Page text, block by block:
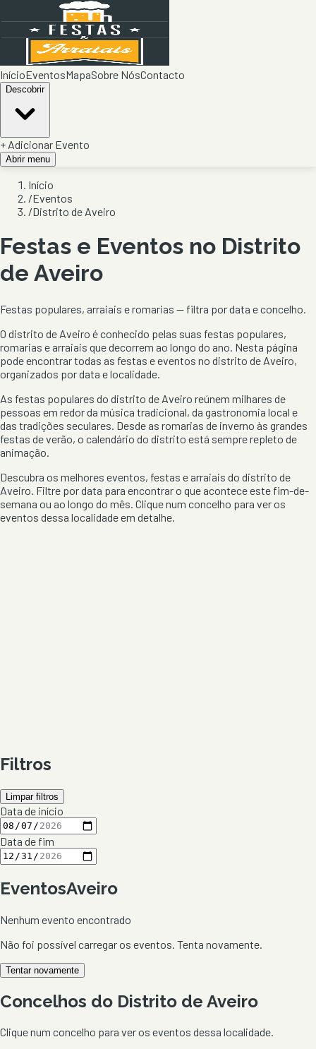
InícioEventosMapaSobre NósContacto
Descobrir
+ Adicionar Evento
Abrir menu
Início
/Eventos
/Distrito de Aveiro
Festas e Eventos no Distrito
de Aveiro
Festas populares, arraiais e romarias — filtra por data e concelho.
O distrito de Aveiro é conhecido pelas suas festas populares,
romarias e arraiais que decorrem ao longo do ano. Nesta página
pode encontrar todas as festas e eventos no distrito de Aveiro,
organizados por data e localidade.
As festas populares do distrito de Aveiro reúnem milhares de
pessoas em redor da música tradicional, da gastronomia local e
das tradições seculares. Desde as romarias de inverno às grandes
festas de verão, o calendário do distrito está sempre repleto de
animação.
Descubra os melhores eventos, festas e arraiais do distrito de
Aveiro. Filtre por data para encontrar o que acontece este fim-de-
semana ou ao longo do mês. Clique num concelho para ver os
eventos dessa localidade em detalhe.
Filtros
Limpar filtros
Data de início
Data de fim
EventosAveiro
Nenhum evento encontrado
Não foi possível carregar os eventos. Tenta novamente.
Tentar novamente
Concelhos do Distrito de Aveiro
Clique num concelho para ver os eventos dessa localidade.